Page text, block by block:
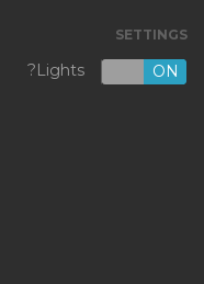
VPS KVM [NL]
VPS KVM [US]
SETTINGS
OFF ON